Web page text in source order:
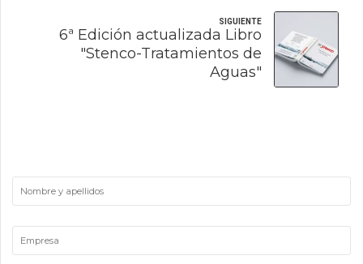
SIGUIENTE
6ª Edición actualizada Libro
"Stenco-Tratamientos de
Aguas"